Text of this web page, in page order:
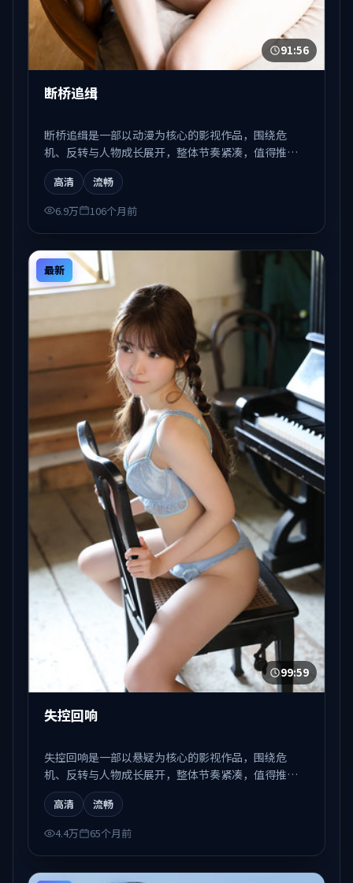
91:56
断桥追缉
断桥追缉是一部以动漫为核心的影视作品，围绕危
机、反转与人物成长展开，整体节奏紧凑，值得推荐
观看。
高清
流畅
6.9万
106个月前
最新
99:59
失控回响
失控回响是一部以悬疑为核心的影视作品，围绕危
机、反转与人物成长展开，整体节奏紧凑，值得推荐
观看。
高清
流畅
4.4万
65个月前